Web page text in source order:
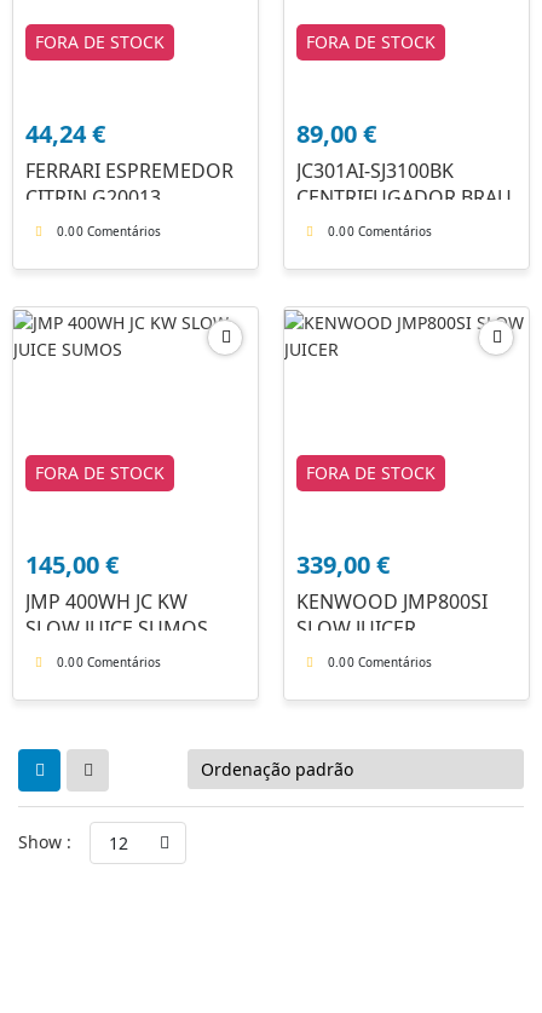
FORA DE STOCK
44,24€
FERRARI ESPREMEDOR
CITRIN G20013
0.00 Comentários
FORA DE STOCK
89,00€
JC301AI-SJ3100BK
CENTRIFUGADOR BRAU
0.00 Comentários
FORA DE STOCK
145,00€
JMP 400WH JC KW
SLOW JUICE SUMOS
0.00 Comentários
FORA DE STOCK
339,00€
KENWOOD JMP800SI
SLOW JUICER
0.00 Comentários
Show : 12